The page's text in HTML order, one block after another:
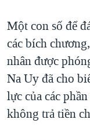
Một con số để
các bích
nhân được
Na Uy đã cho
lực của các
không trả tiền